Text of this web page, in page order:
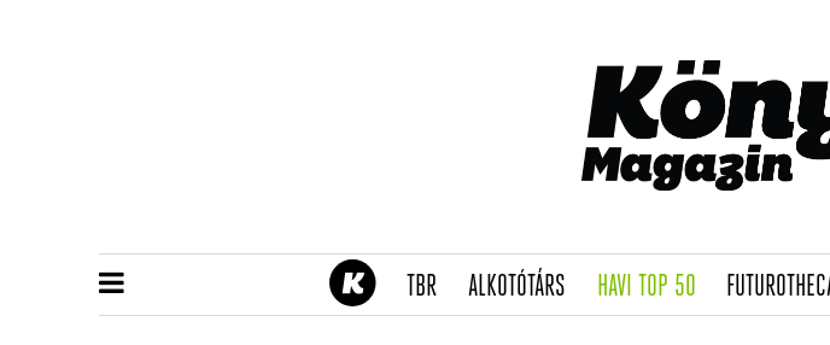
TBR(CURRENT)
ALKOTÓTÁRS(CURRENT)
HAVI TOP 50(CURRENT)